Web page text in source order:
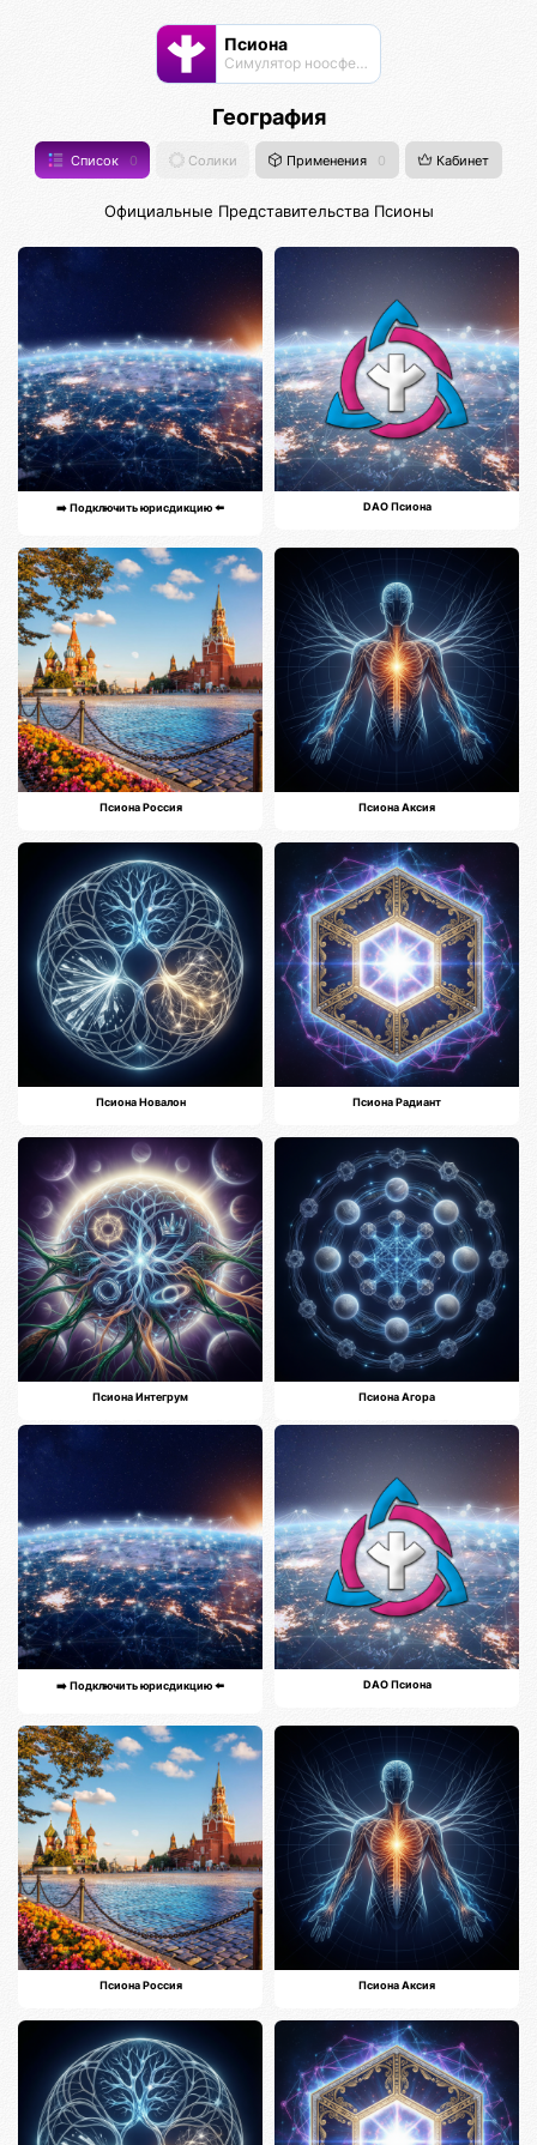
Псиона
Cимулятор ноосферы
География
Список 0 Солики Применения 0 Кабинет
Официальные Представительства Псионы
➡️ Подключить юрисдикцию ⬅️ DAO Псиона
Псиона Россия Псиона Аксия
Псиона Новалон Псиона Радиант
Псиона Интегрум Псиона Агора
➡️ Подключить юрисдикцию ⬅️ DAO Псиона
Псиона Россия Псиона Аксия